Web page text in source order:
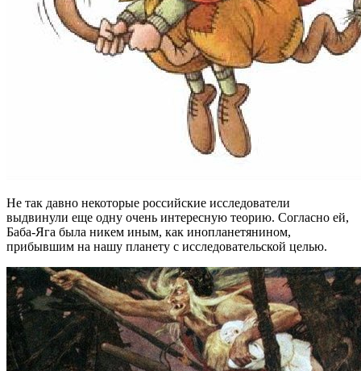
Не так давно некоторые российские исследователи
выдвинули еще одну очень интересную теорию. Согласно ей,
Баба-Яга была никем иным, как инопланетянином,
прибывшим на нашу планету с исследовательской целью.